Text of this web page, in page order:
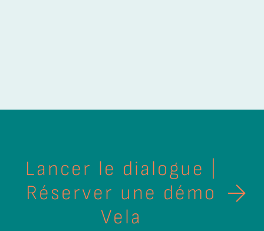
Lancer le dialogue |
Réserver une démo
Vela